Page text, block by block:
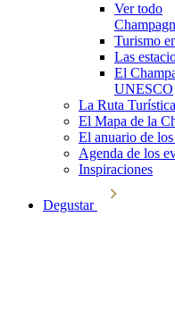
Ver todo
Turismo
Las
El
UNESCO
La Ruta
El Mapa de la
El anuario de
Agenda de los
Inspiraciones
Degustar